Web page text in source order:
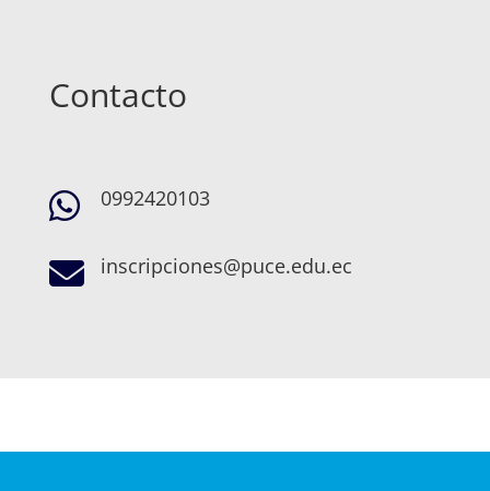
Contacto
 0992420103
 inscripciones@puce.edu.ec